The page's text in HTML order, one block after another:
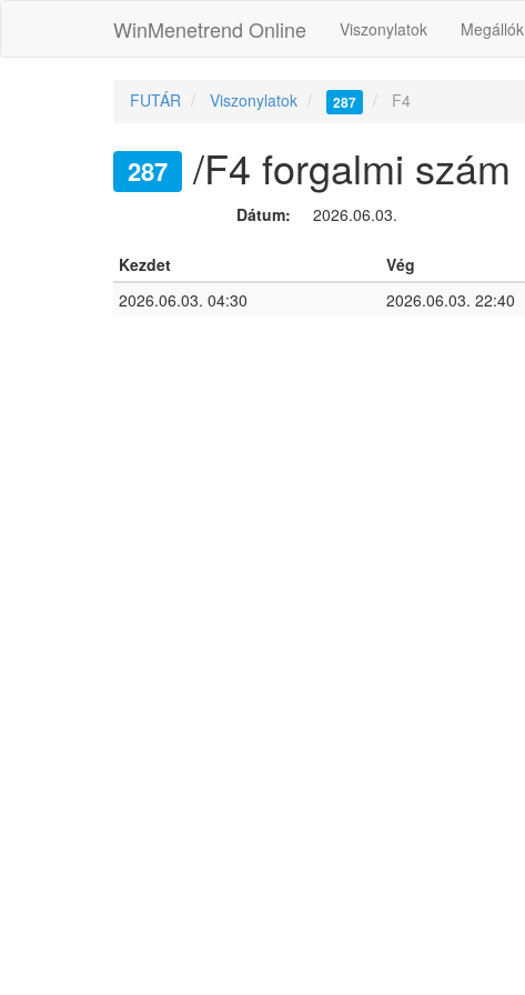
WinMenetrend Online Viszonylatok Megállók
FUTÁR Viszonylatok 287 F4
287 /F4 forgalmi szám
Dátum: 2026.06.03.
Kezdet Vég
2026.06.03. 04:30
2026.06.03. 22:40